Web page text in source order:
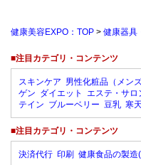
健康美容EXPO：TOP > 健康器具
■注目カテゴリ・コンテンツ
スキンケア 男性化粧品（メン
ゲン ダイエット エステ・サロ
テイン ブルーベリー 豆乳 寒天
■注目カテゴリ・コンテンツ
決済代行 印刷 健康食品の製造